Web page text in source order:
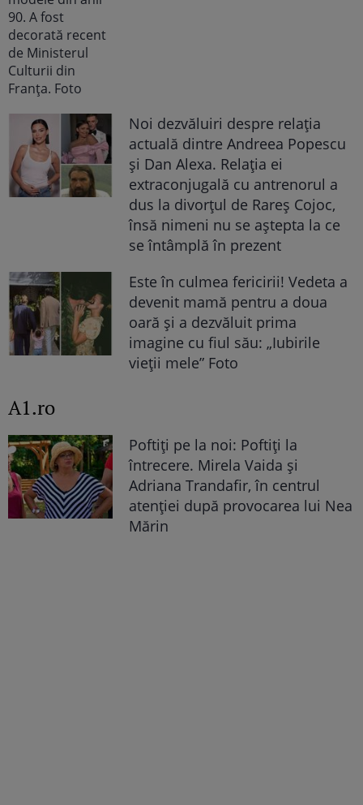
Noi dezvăluiri despre relația
actuală dintre Andreea Popescu
și Dan Alexa. Relația ei
extraconjugală cu antrenorul a
dus la divorțul de Rareș Cojoc,
însă nimeni nu se aștepta la ce
se întâmplă în prezent
Este în culmea fericirii! Vedeta a
devenit mamă pentru a doua
oară și a dezvăluit prima
imagine cu fiul său: „Iubirile
vieții mele” Foto
A1.ro
Poftiți pe la noi: Poftiți la
întrecere. Mirela Vaida și
Adriana Trandafir, în centrul
atenției după provocarea lui Nea
Mărin